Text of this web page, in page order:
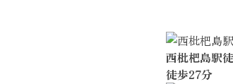
西枇杷島駅
徒歩27分